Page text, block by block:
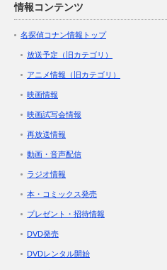
情報コンテンツ
名探偵コナン情報トップ
放送予定（旧カテゴリ）
アニメ情報（旧カテゴリ）
映画情報
映画試写会情報
再放送情報
動画・音声配信
ラジオ情報
本・コミックス発売
プレゼント・招待情報
DVD発売
DVDレンタル開始